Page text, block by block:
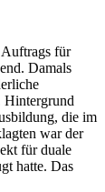
für
Damals
Hintergrund
die im
war der
für duale
hatte. Das